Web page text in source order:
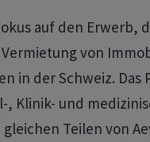
auf den Erwerb,
von
in der Schweiz.
, Klinik- und
Teilen von